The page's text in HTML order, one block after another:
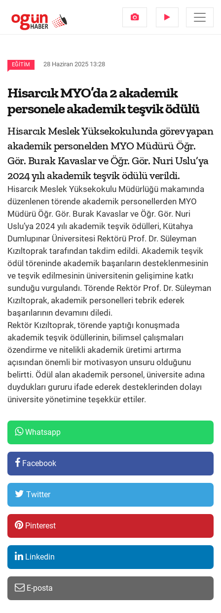
EĞITIM 28 Haziran 2025 13:28
Hisarcık MYO’da 2 akademik
personele akademik teşvik ödülü
Hisarcık Meslek Yüksekokulunda görev yapan
akademik personelden MYO Müdürü Öğr.
Gör. Burak Kavaslar ve Öğr. Gör. Nuri Uslu’ya
2024 yılı akademik teşvik ödülü verildi.
Hisarcık Meslek Yüksekokulu Müdürlüğü makamında
düzenlenen törende akademik personellerden MYO
Müdürü Öğr. Gör. Burak Kavaslar ve Öğr. Gör. Nuri
Uslu’ya 2024 yılı akademik teşvik ödülleri, Kütahya
Dumlupınar Üniversitesi Rektörü Prof. Dr. Süleyman
Kızıltoprak tarafından takdim edildi. Akademik teşvik
ödül töreninde akademik başarıların desteklenmesinin
ve teşvik edilmesinin üniversitenin gelişimine katkı
sunduğu vurgulandı. Törende Rektör Prof. Dr. Süleyman
Kızıltoprak, akademik personelleri tebrik ederek
başarılarının devamını diledi.
Rektör Kızıltoprak, törende yaptığı konuşmada
akademik teşvik ödüllerinin, bilimsel çalışmaları
özendirme ve nitelikli akademik üretimi artırma
açısından önemli bir motivasyon unsuru olduğunu
belirtti. Ödül alan akademik personel, üniversite adına
duydukları gururu ifade ederek desteklerinden dolayı
üniversite yönetimine teşekkür ettiler.
Whatsapp
Facebook
Twitter
Pinterest
Linkedin
E-posta